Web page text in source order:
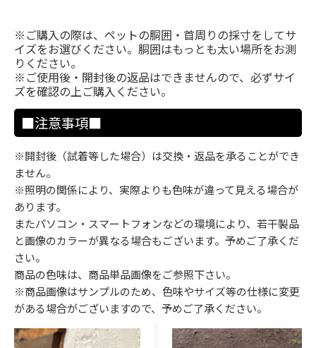
※ご購入の際は、ペットの胴囲・首周りの採寸をしてサ
イズをお選びください。胴囲はもっとも太い場所をお測
りください。
※ご使用後・開封後の返品はできませんので、必ずサイ
ズを確認の上ご購入ください。
■注意事項■
※開封後（試着等した場合）は交換・返品を承ることができ
ません。
※照明の関係により、実際よりも色味が違って見える場合が
あります。
またパソコン・スマートフォンなどの環境により、若干製品
と画像のカラーが異なる場合もございます。予めご了承くだ
さい。
商品の色味は、商品単品画像をご参照下さい。
※商品画像はサンプルのため、色味やサイズ等の仕様に変更
がある場合がございますので、予めご了承ください。